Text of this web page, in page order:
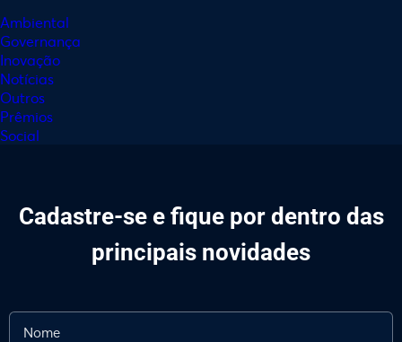
Ambiental
Governança
Inovação
Notícias
Outros
Prêmios
Social
Cadastre-se e fique por dentro das
principais novidades